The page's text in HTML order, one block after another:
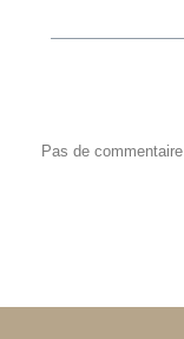
Pas de commentaire